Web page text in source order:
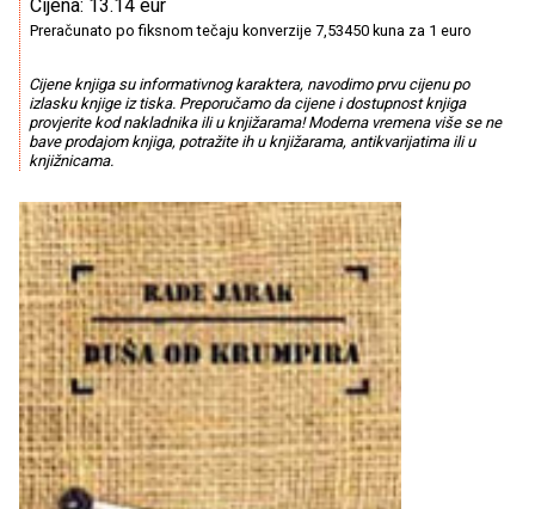
Cijena: 13.14 eur
Preračunato po fiksnom tečaju konverzije 7,53450 kuna za 1 euro
Cijene knjiga su informativnog karaktera, navodimo prvu cijenu po
izlasku knjige iz tiska. Preporučamo da cijene i dostupnost knjiga
provjerite kod nakladnika ili u knjižarama! Moderna vremena više se ne
bave prodajom knjiga, potražite ih u knjižarama, antikvarijatima ili u
knjižnicama.